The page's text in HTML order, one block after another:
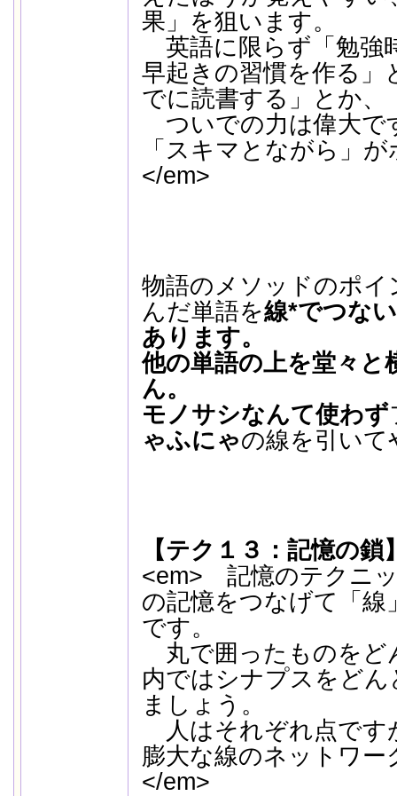
果」を狙います。
英語に限らず「勉強
早起きの習慣を作る」
でに読書する」とか、
ついでの力は偉大で
「スキマとながら」
</em>
物語のメソッドのポ
んだ単語を線*でつな
あります。
他の単語の上を堂々と
ん。
モノサシなんて使わず
ゃふにゃの線を引い
【テク１３：記憶の鎖
<em> 記憶のテクニ
の記憶をつなげて「
です。
丸で囲ったものをど
内ではシナプスをど
ましょう。
人はそれぞれ点です
膨大な線のネットワ
</em>